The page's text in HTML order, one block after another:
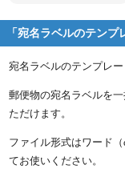
「宛名ラベルのテン
宛名ラベルのテンプレー
郵便物の宛名ラベルを
ただけます。
ファイル形式はワード
てお使いください。